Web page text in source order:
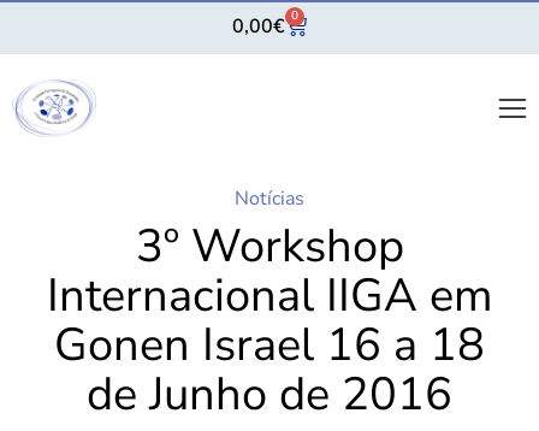
0,00€ 0
Notícias
3º Workshop
Internacional IIGA em
Gonen Israel 16 a 18
de Junho de 2016